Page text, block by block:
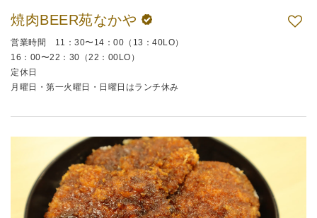
焼肉BEER苑なかや
営業時間 11：30〜14：00（13：40LO）
16：00〜22：30（22：00LO）
定休日
月曜日・第一火曜日・日曜日はランチ休み